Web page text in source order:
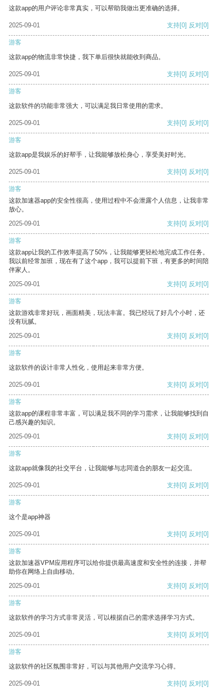
这款app的用户评论非常真实，可以帮助我做出更准确的选择。
2025-09-01 支持[0] 反对[0]
游客
这款app的物流非常快捷，我下单后很快就能收到商品。
2025-09-01 支持[0] 反对[0]
游客
这款软件的功能非常强大，可以满足我日常使用的需求。
2025-09-01 支持[0] 反对[0]
游客
这款app是我娱乐的好帮手，让我能够放松身心，享受美好时光。
2025-09-01 支持[0] 反对[0]
游客
这款加速器app的安全性很高，使用过程中不会泄露个人信息，让我非常
放心。
2025-09-01
支持[0] 反对[0]
游客
这款app让我的工作效率提高了50%，让我能够更轻松地完成工作任务。
我以前经常加班，现在有了这个app，我可以提前下班，有更多的时间陪
伴家人。
2025-09-01
支持[0] 反对[0]
游客
这款游戏非常好玩，画面精美，玩法丰富。我已经玩了好几个小时，还
没有玩腻。
2025-09-01
支持[0] 反对[0]
游客
这款软件的设计非常人性化，使用起来非常方便。
2025-09-01 支持[0] 反对[0]
游客
这款app的课程非常丰富，可以满足我不同的学习需求，让我能够找到自
己感兴趣的知识。
2025-09-01
支持[0] 反对[0]
游客
这款app就像我的社交平台，让我能够与志同道合的朋友一起交流。
2025-09-01 支持[0] 反对[0]
游客
这个是app神器
2025-09-01 支持[0] 反对[0]
游客
这款加速器VPM应用程序可以给你提供最高速度和安全性的连接，并帮
助你在网络上自由移动。
2025-09-01
支持[0] 反对[0]
游客
这款软件的学习方式非常灵活，可以根据自己的需求选择学习方式。
2025-09-01 支持[0] 反对[0]
游客
这款软件的社区氛围非常好，可以与其他用户交流学习心得。
2025-09-01 支持[0] 反对[0]